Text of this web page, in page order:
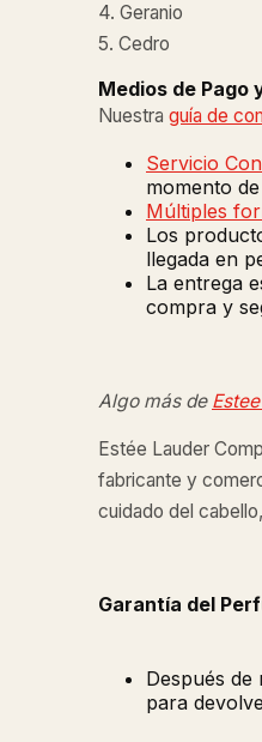
4. Geranio
5. Cedro
Medios de Pago
Nuestra guía de
Servicio
momento
Múltiples
Los
llegada en
La entrega
compra y
Algo más de
Estée Lauder
fabricante y
cuidado del
Garantía del
Después
para